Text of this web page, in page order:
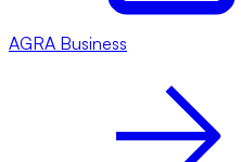
AGRA Business